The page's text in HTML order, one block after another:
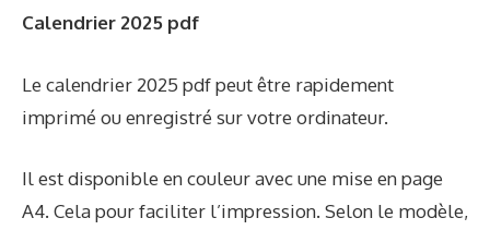
Calendrier 2025 pdf
Le calendrier 2025 pdf peut être rapidement
imprimé ou enregistré sur votre ordinateur.
Il est disponible en couleur avec une mise en page
A4. Cela pour faciliter l’impression. Selon le modèle,